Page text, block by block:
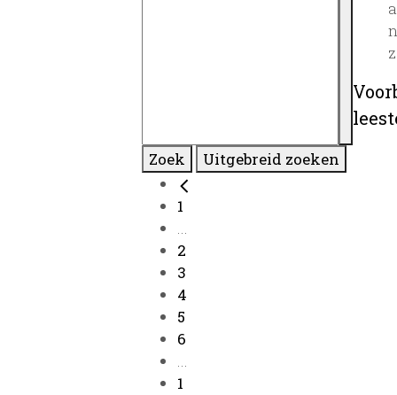
Zoek Uitgebreid zoeken
1
...
2
3
4
5
6
...
1